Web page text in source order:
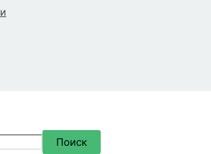
Поиск